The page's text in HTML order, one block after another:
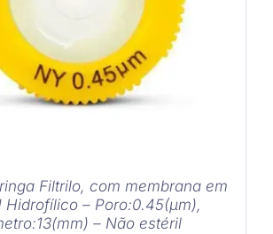
Filtrilo, com membrana em
Hidrofílico – Poro:0.45(μm),
– Não estéril